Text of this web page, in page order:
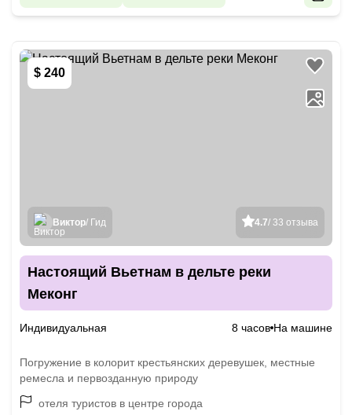
$ 240
4.7/ 33 отзыва
Виктор/ Гид
Настоящий Вьетнам в дельте реки
Меконг
Индивидуальная 8 часов На машине
Погружение в колорит крестьянских деревушек, местные
ремесла и первозданную природу
отеля туристов в центре города